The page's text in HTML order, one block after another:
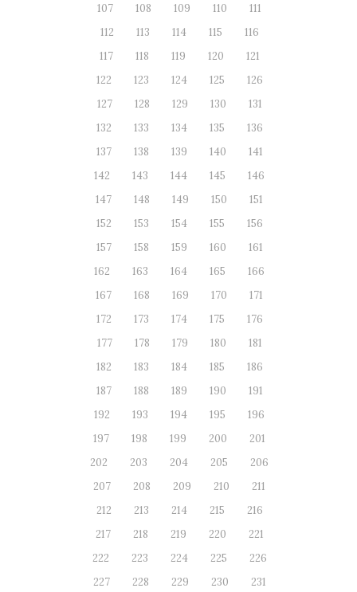
107
108 109 110
111
112
113 114 115
116
117
118 119 120
121
122
123 124 125
126
127
128 129 130
131
132
133 134 135
136
137
138 139 140
141
142
143 144 145
146
147
148 149 150
151
152
153 154 155
156
157
158 159 160
161
162
163 164 165
166
167
168 169 170
171
172
173 174 175
176
177
178 179 180
181
182
183 184 185
186
187
188 189 190
191
192
193 194 195
196
197
198 199 200
201
202
203 204 205
206
207
208 209 210
211
212
213 214 215
216
217
218 219 220
221
222
223 224 225
226
227
228 229 230
231